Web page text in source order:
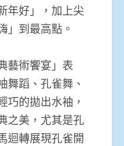
年好」，加上尖
」到最高點。
藝術饗宴」表
舞蹈、孔雀舞、
巧的拋出水袖，
之美，尤其是孔
迴轉展現孔雀開